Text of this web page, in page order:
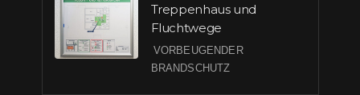
Treppenhaus und
Fluchtwege
VORBEUGENDER
BRANDSCHUTZ